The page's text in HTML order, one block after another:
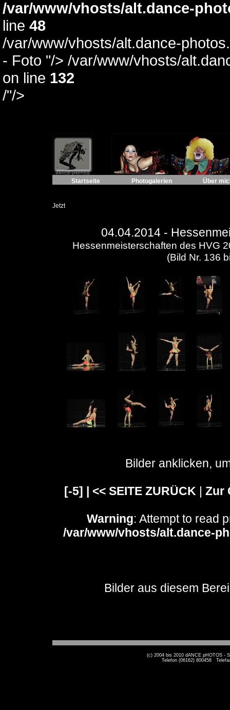
/var/www/vhosts/alt.dance-
line 48
/var/www/vhosts/alt.dance-
- Foto "/> /var/www/vhosts/
on line 132
/"/>
Startseite Photogalerien Über
Jetzt
04.04.2014 -
Hessenmeisterschaften des HVG
(Bild Nr. 136
Bilder anklicken,
[-5] | << SEITE ZURÜCK | Zur
Warning: Attempt to read
/var/www/vhosts/alt.dance-
Bilder aus diesem
(c) 2004 bis 2010 dANCE pHOTOS -
Telefon (06162) 800458